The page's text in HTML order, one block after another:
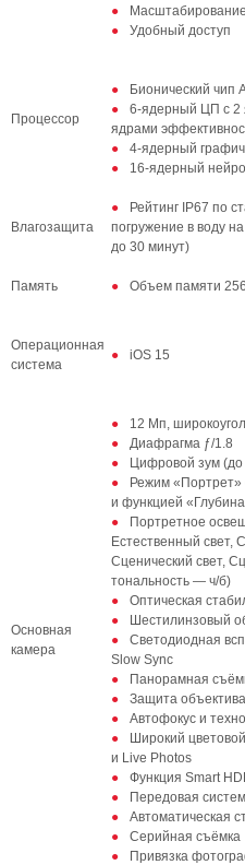
Удобный доступ
Процессор
Бионический чип
6-ядерный ЦП с 2
ядрами
4-ядерный
16-ядерный
Влагозащита
Рейтинг IP67 по
погружение в воду
до 30 минут)
Память Объем памяти
Операционная
система
iOS 15
Основная
камера
12 Мп,
Диафрагма ƒ/1.8
Цифровой зум (до
Режим
и функцией
Портретное
Естественный свет,
Сценический свет,
тональность — ч/б)
Оптическая
Шестилинзовый
Светодиодная
Slow Sync
Панорамная
Защита
Автофокус и
Широкий
и Live Photos
Функция Smart
Передовая
Автоматическая
Серийная съёмка
Привязка